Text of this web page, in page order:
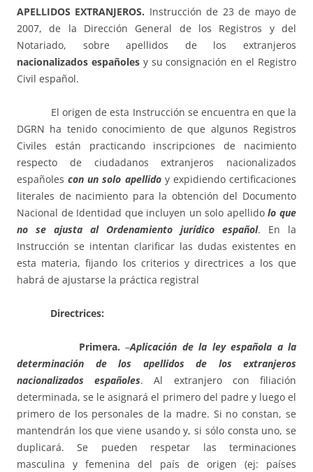
APELLIDOS EXTRANJEROS. Instrucción de 23 de mayo de
2007, de la Dirección General de los Registros y del
Notariado, sobre apellidos de los extranjeros
nacionalizados españolesy su consignación en el Registro
Civil español.
El origen de esta Instrucción se encuentra en que la
DGRN ha tenido conocimiento de que algunos Registros
Civiles están practicando inscripciones de nacimiento
respecto de ciudadanos extranjeros nacionalizados
españolescon un solo apellidoy expidiendo certificaciones
literales de nacimiento para la obtención del Documento
Nacional de Identidad que incluyen un solo apellidolo que
no se ajusta al Ordenamiento jurídico español. En la
Instrucción se intentan clarificar las dudas existentes en
esta materia, fijando los criterios y directrices a los que
habrá de ajustarse la práctica registral
Directrices:
Primera. –Aplicación de la ley española a la
determinación de los apellidos de los extranjeros
nacionalizados españoles. Al extranjero con filiación
determinada, se le asignará el primero del padre y luego el
primero de los personales de la madre. Si no constan, se
mantendrán los que viene usando y, si sólo consta uno, se
duplicará. Se pueden respetar las terminaciones
masculina y femenina del país de origen (ej: países